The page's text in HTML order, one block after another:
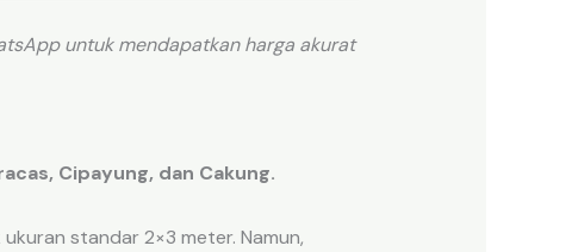
untuk mendapatkan harga akurat
Cipayung, dan Cakung.
standar 2×3 meter. Namun,